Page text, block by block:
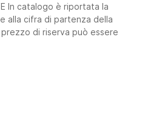
In catalogo è riportata la
alla cifra di partenza della
di riserva può essere